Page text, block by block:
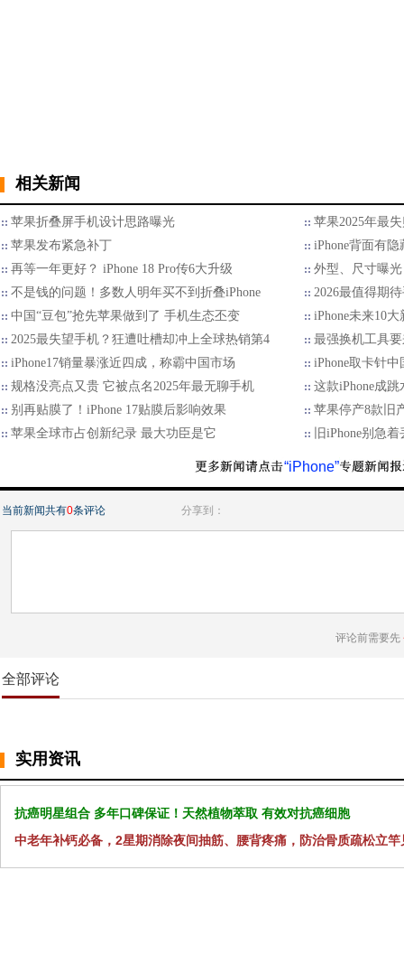
相关新闻
苹果折叠屏手机设计思路曝光
苹果2025年最
苹果发布紧急补丁
iPhone背面有
再等一年更好？ iPhone 18 Pro传6大升级
外型、尺寸曝
不是钱的问题！多数人明年买不到折叠iPhone
2026最值得期
中国“豆包”抢先苹果做到了 手机生态丕变
iPhone未来10
2025最失望手机？狂遭吐槽却冲上全球热销第4
最强换机工具
iPhone17销量暴涨近四成，称霸中国市场
iPhone取卡针
规格没亮点又贵 它被点名2025年最无聊手机
这款iPhone成
别再贴膜了！iPhone 17贴膜后影响效果
苹果停产8款旧
苹果全球市占创新纪录 最大功臣是它
旧iPhone别急
“iPhone”
当前新闻共有0条评论 分享到：
评论前需要先
全部评论
实用资讯
抗癌明星组合 多年口碑保证！天然植物萃取 有效对抗癌细胞
中老年补钙必备，2星期消除夜间抽筋、腰背疼痛，防治骨质疏松立竿